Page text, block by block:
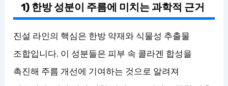
1) 한방 성분이 주름에 미치는 과학적 근거
진설 라인의 핵심은 한방 약재와 식물성 추출물
조합입니다. 이 성분들은 피부 속 콜라겐 합성을
촉진해 주름 개선에 기여하는 것으로 알려져